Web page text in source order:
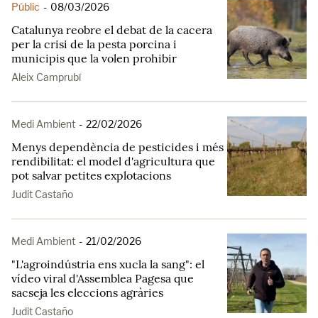
Públic - 08/03/2026
Catalunya reobre el debat de la cacera
per la crisi de la pesta porcina i
municipis que la volen prohibir
Aleix Camprubí
Medi Ambient - 22/02/2026
Menys dependència de pesticides i més
rendibilitat: el model d'agricultura que
pot salvar petites explotacions
Judit Castaño
Medi Ambient - 21/02/2026
"L'agroindústria ens xucla la sang": el
vídeo viral d'Assemblea Pagesa que
sacseja les eleccions agràries
Judit Castaño